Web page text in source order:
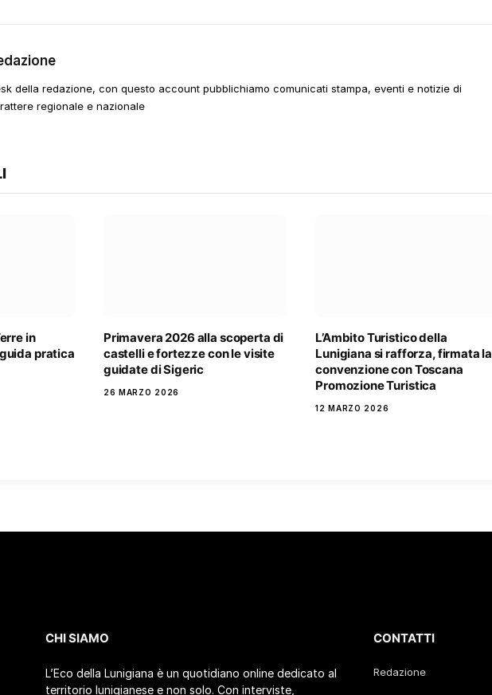
della redazione, con questo account pubblichiamo comunicati stampa, eventi e notizie di
regionale e nazionale
in
pratica
Primavera 2026 alla scoperta di
castelli e fortezze con le visite
guidate di Sigeric
26 MARZO 2026
L’Ambito Turistico della
Lunigiana si rafforza, firmata la
convenzione con Toscana
Promozione Turistica
12 MARZO 2026
CHI SIAMO
L’Eco della Lunigiana è un quotidiano online dedicato al
territorio lunigianese e non solo. Con interviste,
CONTATTI
Redazione